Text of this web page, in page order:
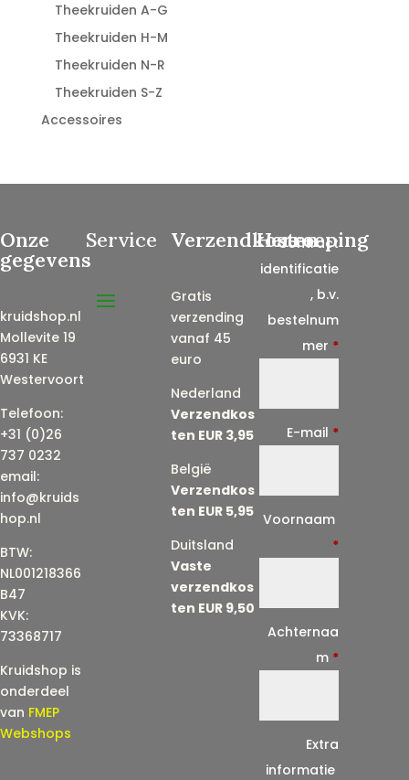
Theekruiden A-G
Theekruiden H-M
Theekruiden N-R
Theekruiden S-Z
Accessoires
Onze
gegevens
kruidshop.nl
Mollevite 19
6931 KE
Westervoort
Telefoon:
+31 (0)26
737 0232
email:
info@kruids
hop.nl
BTW:
NL001218366
B47
KVK:
73368717
Kruidshop is
onderdeel
van FMEP
Webshops
Service Verzendkosten
Gratis
verzending
vanaf 45
euro
Nederland
Verzendkos
ten EUR 3,95
België
Verzendkos
ten EUR 5,95
Duitsland
Vaste
verzendkos
ten EUR 9,50
Herroeping
Contract
identificatie
, b.v.
bestelnum
mer *
E-mail *
Voornaam
*
Achternaa
m *
Extra
informatie